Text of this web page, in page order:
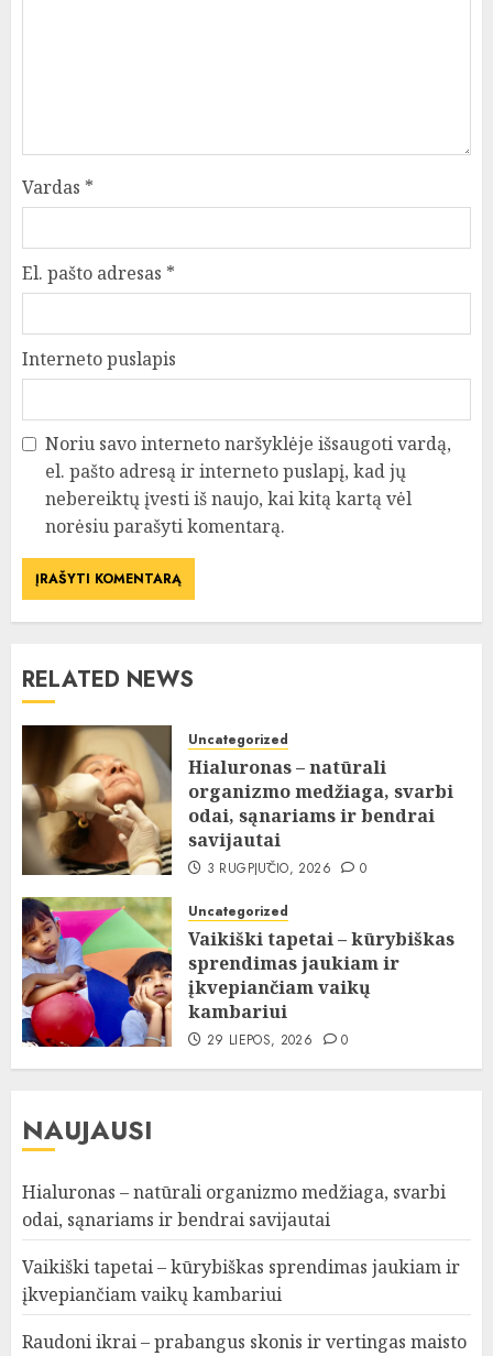
Vardas *
El. pašto adresas *
Interneto puslapis
Noriu savo interneto naršyklėje išsaugoti vardą,
el. pašto adresą ir interneto puslapį, kad jų
nebereiktų įvesti iš naujo, kai kitą kartą vėl
norėsiu parašyti komentarą.
RELATED NEWS
Uncategorized
Hialuronas – natūrali
organizmo medžiaga, svarbi
odai, sąnariams ir bendrai
savijautai
3 RUGPJŪČIO, 2026 0
Uncategorized
Vaikiški tapetai – kūrybiškas
sprendimas jaukiam ir
įkvepiančiam vaikų
kambariui
29 LIEPOS, 2026 0
NAUJAUSI
Hialuronas – natūrali organizmo medžiaga, svarbi
odai, sąnariams ir bendrai savijautai
Vaikiški tapetai – kūrybiškas sprendimas jaukiam ir
įkvepiančiam vaikų kambariui
Raudoni ikrai – prabangus skonis ir vertingas maisto